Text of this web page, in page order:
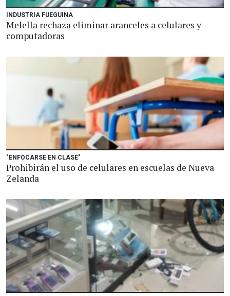
INDUSTRIA FUEGUINA
Melella rechaza eliminar aranceles a celulares y
computadoras
"ENFOCARSE EN CLASE"
Prohibirán el uso de celulares en escuelas de Nueva
Zelanda